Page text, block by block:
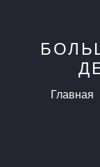
Главная